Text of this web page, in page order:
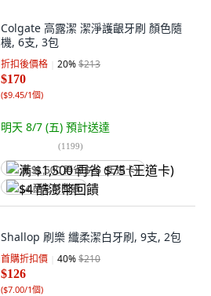
Colgate 高露潔 潔淨護齦牙刷 顏色隨
機, 6支, 3包
折扣後價格 20%$213
$170
($9.45/1個)
明天 8/7 (五) 預計送達
(1199)
满 $1,500 再省 $75 (王道卡)
$4 酷澎幣回饋
Shallop 刷樂 纖柔潔白牙刷, 9支, 2包
首購折扣價 40%$210
$126
($7.00/1個)